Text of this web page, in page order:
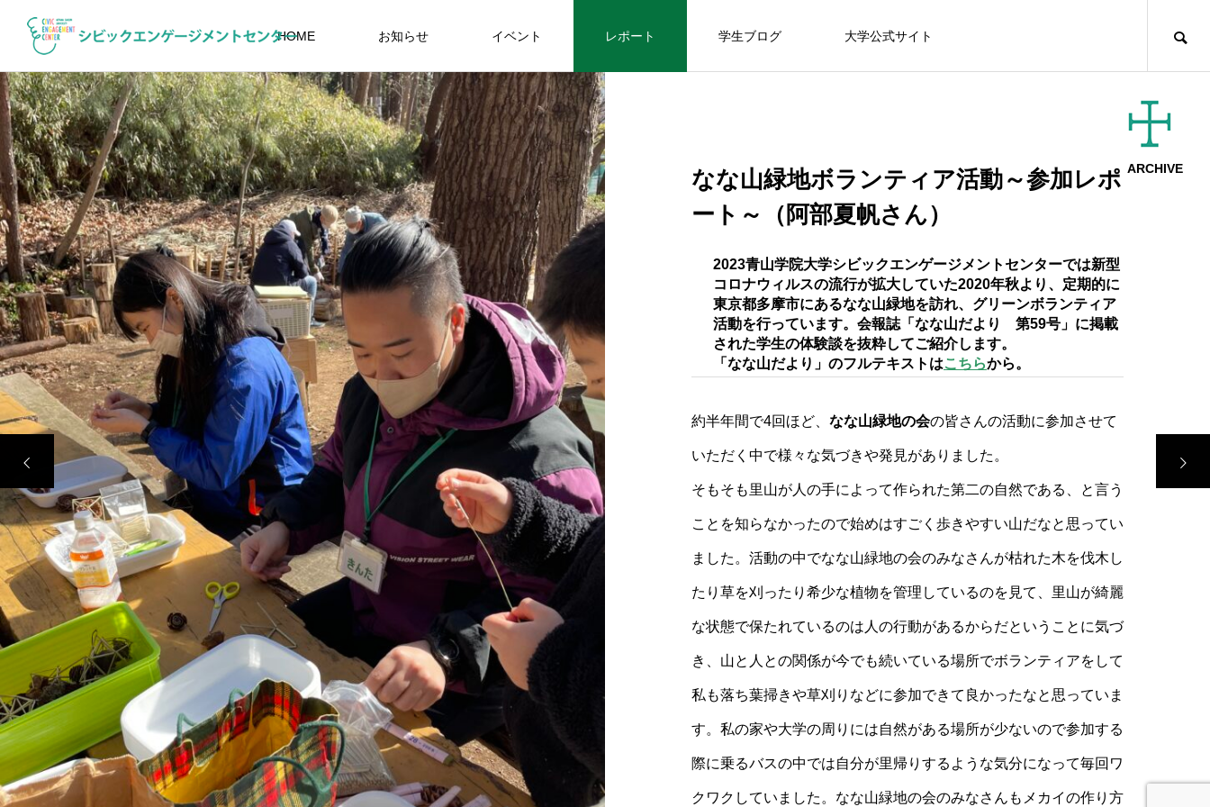
HOME お知らせ イベント レポート 学生ブログ 大学公式サイト
（締め切
EVENT
【わかばプロジェクト】相模原市中央区企業
見学ツアー参加者募集！！
ボラカフェ
EVENT
ボラカフェ『海外ボランティア活動を通して
考える未来』～自分を知り世界が広がる経験
をしてみませんか？～
EVENT
り：7/31(金)）
イベント
【7/12(日)〆切】「ふわふわ芸術ラボ」
第１回 “ドラムサークル”（7/25(土) 14:
00~@青山キャンパス）
2026年度CEC青山学生スタッフ募集！
藤野里山体験ツアーのご案内
ボランティア
イン説明会＆メンバー募集！！
ボラサポ
イベント
11/19まで締切延長！2025年度国際協
力プランナー入門（ソーシャルビジネ
ス編）受講者募集
2025.10.13
【3/12(土)・3/15(火)開催】第5回きす
あに講演会「アニマルウェルフェア×
食」連続講座
2022.03.10
【ボラサポ採択プロジェクト】Tetot
e〜みんなで「生理」と向き合おう〜
きすあに×映画「犬部！」講演会を終
えて（実施レポート）
2021.08.20
震災5年目に向けて
2021.04.14
なな山緑地ボランティア活動～参加レポ
ート～（阿部夏帆さん）
2023青山学院大学シビックエンゲージメントセンターでは新型
コロナウィルスの流行が拡大していた2020年秋より、定期的に
東京都多摩市にあるなな山緑地を訪れ、グリーンボランティア
活動を行っています。会報誌「なな山だより 第59号」に掲載
された学生の体験談を抜粋してご紹介します。
「なな山だより」のフルテキストはこちらから。
約半年間で4回ほど、 なな山緑地の会の皆さんの活動に参加させて
いただく中で様々な気づきや発見がありました。
そもそも里山が人の手によって作られた第二の自然である、と言う
ことを知らなかったので始めはすごく歩きやすい山だなと思ってい
ました。活動の中でなな山緑地の会のみなさんが枯れた木を伐木し
たり草を刈ったり希少な植物を管理しているのを見て、里山が綺麗
な状態で保たれているのは人の行動があるからだということに気づ
き、山と人との関係が今でも続いている場所でボランティアをして
私も落ち葉掃きや草刈りなどに参加できて良かったなと思っていま
す。私の家や大学の周りには自然がある場所が少ないので参加する
際に乗るバスの中では自分が里帰りするような気分になって毎回ワ
クワクしていました。なな山緑地の会のみなさんもメカイの作り方
ARCHIVE